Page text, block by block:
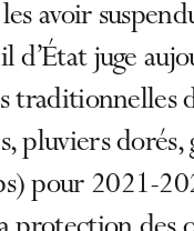
avoir
d’État juge
traditionnelles
pluviers
pour 2021-